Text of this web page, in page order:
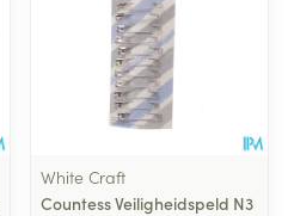
White Craft
Countess Veiligheidspeld N3